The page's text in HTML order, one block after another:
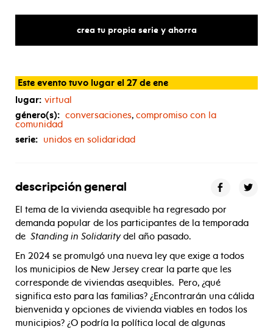
crea tu propia serie y ahorra
Este evento tuvo lugar el 27 de ene
lugar: virtual
género(s): conversaciones, compromiso con la
comunidad
serie: unidos en solidaridad
descripción general
El tema de la vivienda asequible ha regresado por
demanda popular de los participantes de la temporada
de Standing in Solidaritydel año pasado.
En 2024 se promulgó una nueva ley que exige a todos
los municipios de New Jersey crear la parte que les
corresponde de viviendas asequibles. Pero, ¿qué
significa esto para las familias? ¿Encontrarán una cálida
bienvenida y opciones de vivienda viables en todos los
municipios? ¿O podría la política local de algunas